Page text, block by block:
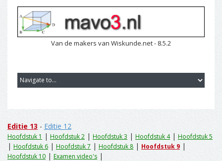
Van de makers van Wiskunde.net - 8.5.2
Editie 13 - Editie 12
Hoofdstuk 1 | Hoofdstuk 2 | Hoofdstuk 3 | Hoofdstuk 4| Hoofdstuk 5
| Hoofdstuk 6 | Hoofdstuk 7 | Hoofdstuk 8 | Hoofdstuk 9 |
Hoofdstuk 10 | Examen video's |